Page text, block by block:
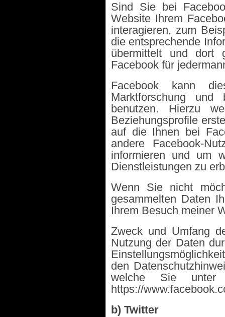
Sind Sie bei
Website Ihrem
interagieren, zum
die entsprechende
übermittelt und dort
Facebook für
Facebook kann
Marktforschung und
benutzen. Hierzu
Beziehungsprofile
auf die Ihnen bei
andere Facebook-
informieren und um
Dienstleistungen zu
Wenn Sie nicht
gesammelten Daten
Ihrem Besuch meiner
Zweck und Umfang
Nutzung der Daten
den
welche Sie unter
https://
b) Twitter